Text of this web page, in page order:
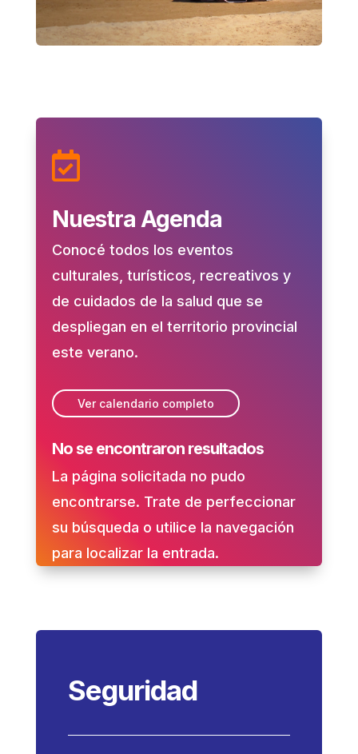

Nuestra Agenda
Conocé todos los eventos
culturales, turísticos, recreativos y
de cuidados de la salud que se
despliegan en el territorio provincial
este verano.
Ver calendario completo
No se encontraron resultados
La página solicitada no pudo
encontrarse. Trate de perfeccionar
su búsqueda o utilice la navegación
para localizar la entrada.
Seguridad